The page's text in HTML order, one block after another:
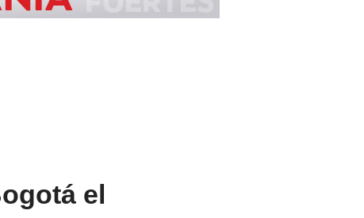
el